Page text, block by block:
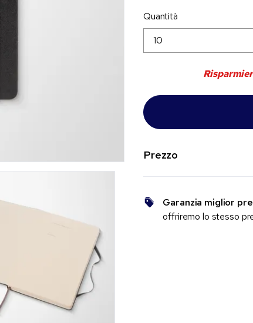
Quantità
Prezzo
Garanzia miglior
offriremo lo stesso